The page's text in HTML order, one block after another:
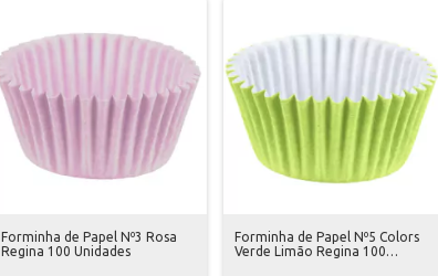
Forminha de Papel Nº3 Rosa
Regina 100 Unidades
Forminha de Papel Nº5 Colors
Verde Limão Regina 100